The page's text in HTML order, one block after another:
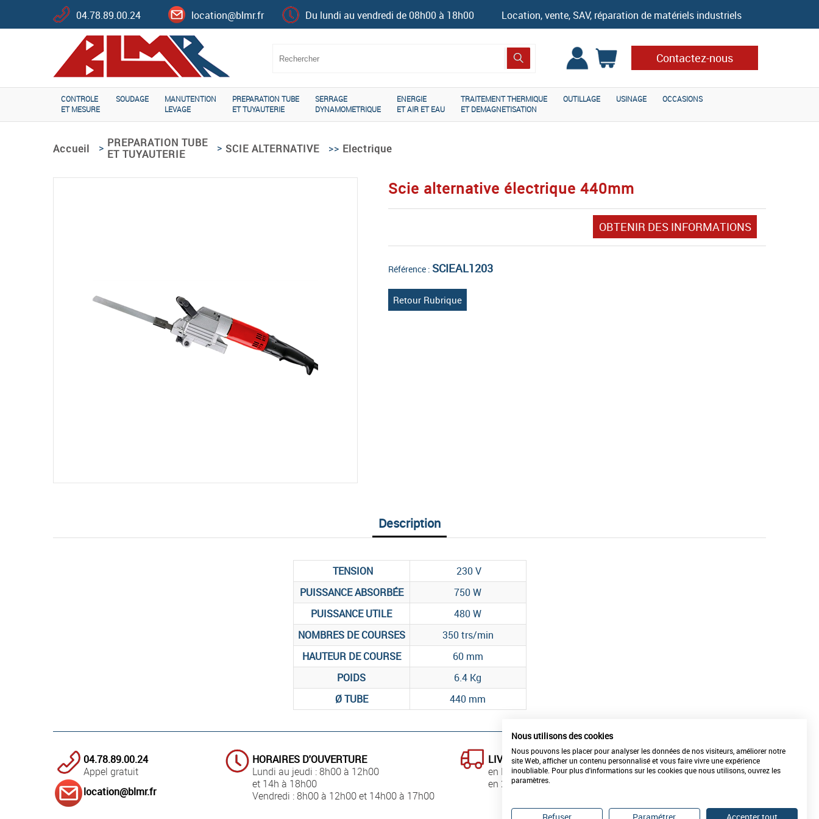
04.78.89.00.24 location@blmr.fr Du lundi au vendredi de 08h00 à 18h00 Location, vente, SAV, réparation de matériels industriels
Contactez-nous
CONTROLE
ET MESURE
SOUDAGE
MANUTENTION
LEVAGE
PREPARATION TUBE
ET TUYAUTERIE
SERRAGE
DYNAMOMETRIQUE
ENERGIE
ET AIR ET EAU
TRAITEMENT THERMIQUE
ET DEMAGNETISATION
OUTILLAGE USINAGE OCCASIONS
Accueil > PREPARATION TUBE
ET TUYAUTERIE
> SCIE ALTERNATIVE >> Electrique
Scie alternative électrique 440mm
OBTENIR DES INFORMATIONS
Référence : SCIEAL1203
Retour Rubrique
Description
TENSION
230 V
PUISSANCE ABSORBÉE
750 W
PUISSANCE UTILE
480 W
NOMBRES DE COURSES
350 trs/min
HAUTEUR DE COURSE
60 mm
POIDS
6.4 Kg
Ø TUBE
440 mm
04.78.89.00.24
Appel gratuit
location@blmr.fr
HORAIRES D'OUVERTURE
Lundi au jeudi : 8h00 à 12h00
et 14h à 18h00
Vendredi : 8h00 à 12h00 et 14h00 à 17h00
LIVRAISON
en France
en 24h00
REPARATION-ETALONNAGE
de vos matériels
Nous utilisons des cookies
Nous pouvons les placer pour analyser les données de nos visiteurs, améliorer notre
site Web, afficher un contenu personnalisé et vous faire vivre une expérience
inoubliable. Pour plus d'informations sur les cookies que nous utilisons, ouvrez les
paramètres.